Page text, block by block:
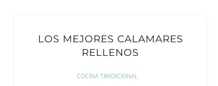
LOS MEJORES CALAMARES
RELLENOS
COCINA TRADICIONAL